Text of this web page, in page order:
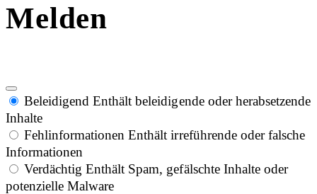
Melden
Beleidigend Enthält beleidigende oder herabsetzende
Inhalte
Fehlinformationen Enthält irreführende oder falsche
Informationen
Verdächtig Enthält Spam, gefälschte Inhalte oder
potenzielle Malware